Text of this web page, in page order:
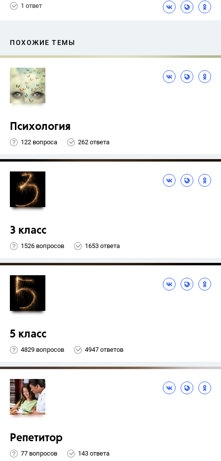
1 ответ
ПОХОЖИЕ ТЕМЫ
Психология
122 вопроса 262 ответа
3 класс
1526 вопросов 1653 ответа
5 класс
4829 вопросов 4947 ответов
Репетитор
77 вопросов 143 ответа